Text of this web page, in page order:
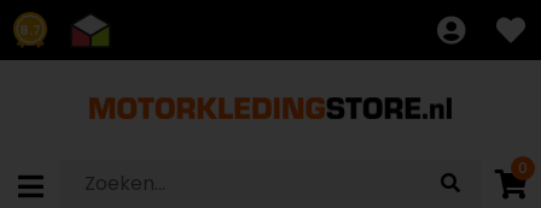
8.7
0